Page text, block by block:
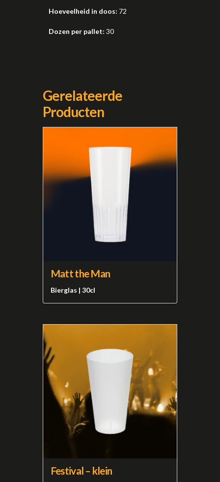
Hoeveelheid in doos: 72
Dozen per pallet: 30
Gerelateerde
Producten
Matt the Man
Bierglas | 30cl
Festival – klein